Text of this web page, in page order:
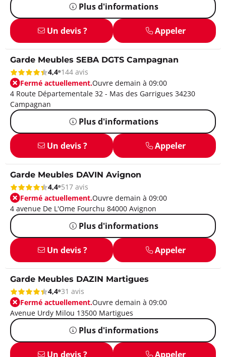
Plus d'informations
Un devis ? Appeler
Garde Meubles SEBA DGTS Campagnan
4,4 144 avis
Fermé actuellement.Ouvre demain à 09:00
4 Route Départementale 32 - Mas des Garrigues 34230
Campagnan
Plus d'informations
Un devis ? Appeler
Garde Meubles DAVIN Avignon
4,4 517 avis
Fermé actuellement.Ouvre demain à 09:00
4 avenue De L'Ome Fourchu 84000 Avignon
Plus d'informations
Un devis ? Appeler
Garde Meubles DAZIN Martigues
4,4 31 avis
Fermé actuellement.Ouvre demain à 09:00
Avenue Urdy Milou 13500 Martigues
Plus d'informations
Un devis ? Appeler